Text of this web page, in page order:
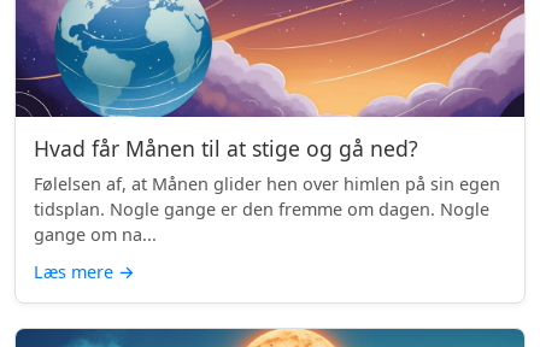
Hvad får Månen til at stige og gå ned?
Følelsen af, at Månen glider hen over himlen på sin egen
tidsplan. Nogle gange er den fremme om dagen. Nogle
gange om na...
Læs mere →